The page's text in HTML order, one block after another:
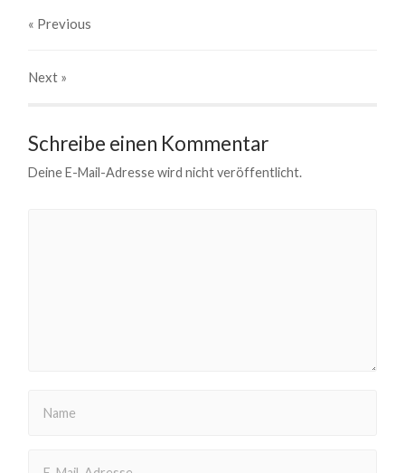
« Previous
Next »
Schreibe einen Kommentar
Deine E-Mail-Adresse wird nicht veröffentlicht.